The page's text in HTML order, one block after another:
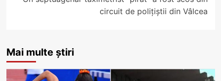
circuit de polițiștii din Vâlcea
Mai multe știri